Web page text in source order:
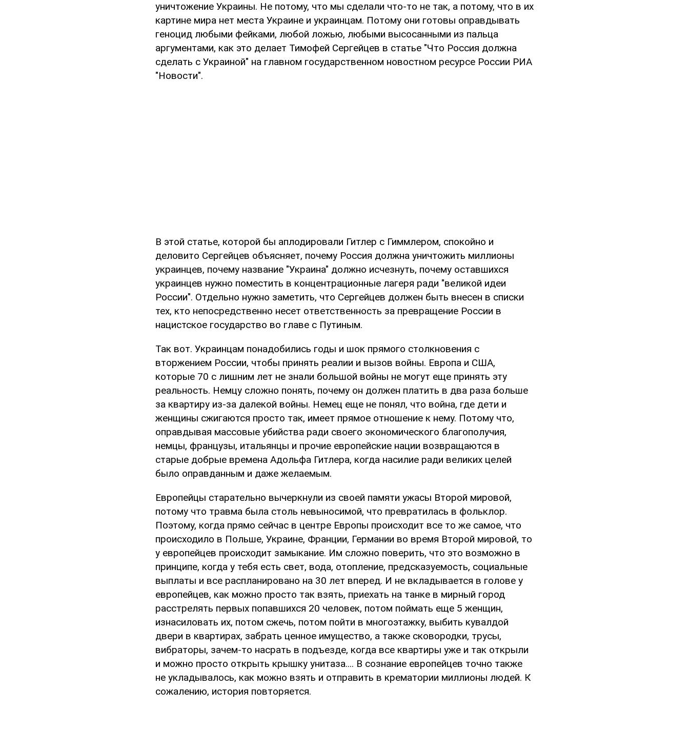
уничтожение Украины. Не потому, что мы сделали что-то не так, а потому, что в их
картине мира нет места Украине и украинцам. Потому они готовы оправдывать
геноцид любыми фейками, любой ложью, любыми высосанными из пальца
аргументами, как это делает Тимофей Сергейцев в статье "Что Россия должна
сделать с Украиной" на главном государственном новостном ресурсе России РИА
"Новости".
В этой статье, которой бы аплодировали Гитлер с Гиммлером, спокойно и
деловито Сергейцев объясняет, почему Россия должна уничтожить миллионы
украинцев, почему название "Украина" должно исчезнуть, почему оставшихся
украинцев нужно поместить в концентрационные лагеря ради "великой идеи
России". Отдельно нужно заметить, что Сергейцев должен быть внесен в списки
тех, кто непосредственно несет ответственность за превращение России в
нацистское государство во главе с Путиным.
Так вот. Украинцам понадобились годы и шок прямого столкновения с
вторжением России, чтобы принять реалии и вызов войны. Европа и США,
которые 70 с лишним лет не знали большой войны не могут еще принять эту
реальность. Немцу сложно понять, почему он должен платить в два раза больше
за квартиру из-за далекой войны. Немец еще не понял, что война, где дети и
женщины сжигаются просто так, имеет прямое отношение к нему. Потому что,
оправдывая массовые убийства ради своего экономического благополучия,
немцы, французы, итальянцы и прочие европейские нации возвращаются в
старые добрые времена Адольфа Гитлера, когда насилие ради великих целей
было оправданным и даже желаемым.
Европейцы старательно вычеркнули из своей памяти ужасы Второй мировой,
потому что травма была столь невыносимой, что превратилась в фольклор.
Поэтому, когда прямо сейчас в центре Европы происходит все то же самое, что
происходило в Польше, Украине, Франции, Германии во время Второй мировой, то
у европейцев происходит замыкание. Им сложно поверить, что это возможно в
принципе, когда у тебя есть свет, вода, отопление, предсказуемость, социальные
выплаты и все распланировано на 30 лет вперед. И не вкладывается в голове у
европейцев, как можно просто так взять, приехать на танке в мирный город
расстрелять первых попавшихся 20 человек, потом поймать еще 5 женщин,
изнасиловать их, потом сжечь, потом пойти в многоэтажку, выбить кувалдой
двери в квартирах, забрать ценное имущество, а также сковородки, трусы,
вибраторы, зачем-то насрать в подъезде, когда все квартиры уже и так открыли
и можно просто открыть крышку унитаза.... В сознание европейцев точно также
не укладывалось, как можно взять и отправить в крематории миллионы людей. К
сожалению, история повторяется.